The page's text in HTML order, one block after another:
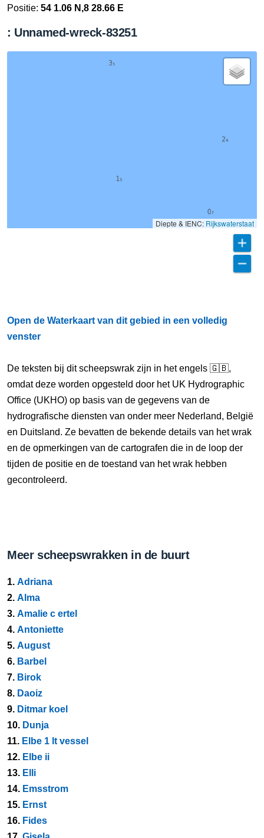
Positie: 54 1.06 N,8 28.66 E
: Unnamed-wreck-83251
Diepte & IENC: Rijkswaterstaat
Open de Waterkaart van dit gebied in een volledig
venster
De teksten bij dit scheepswrak zijn in het engels 🇬🇧,
omdat deze worden opgesteld door het UK Hydrographic
Office (UKHO) op basis van de gegevens van de
hydrografische diensten van onder meer Nederland, België
en Duitsland. Ze bevatten de bekende details van het wrak
en de opmerkingen van de cartografen die in de loop der
tijden de positie en de toestand van het wrak hebben
gecontroleerd.
Meer scheepswrakken in de buurt
1. Adriana
2. Alma
3. Amalie c ertel
4. Antoniette
5. August
6. Barbel
7. Birok
8. Daoiz
9. Ditmar koel
10. Dunja
11. Elbe 1 lt vessel
12. Elbe ii
13. Elli
14. Emsstrom
15. Ernst
16. Fides